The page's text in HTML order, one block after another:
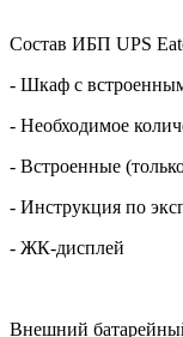
Состав ИБП UPS
- Шкаф с
- Необходимое
- Встроенные
- Инструкция по
- ЖК-дисплей
Внешний